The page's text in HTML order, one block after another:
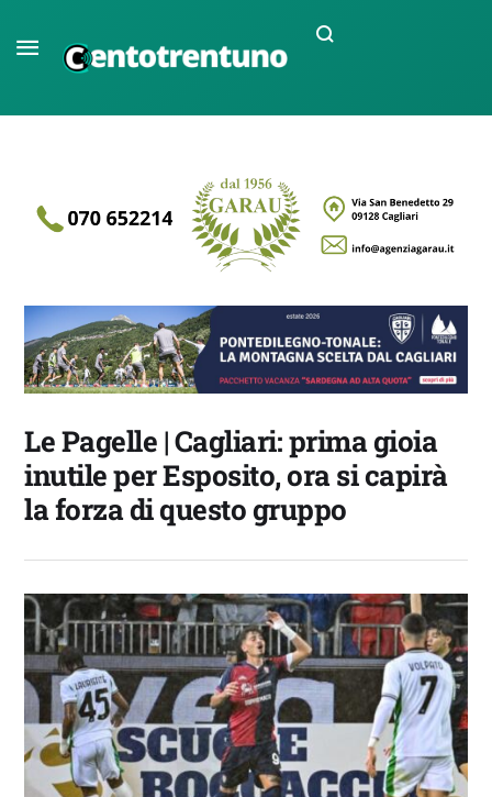
Le Pagelle | Cagliari: prima gioia
inutile per Esposito, ora si capirà
la forza di questo gruppo